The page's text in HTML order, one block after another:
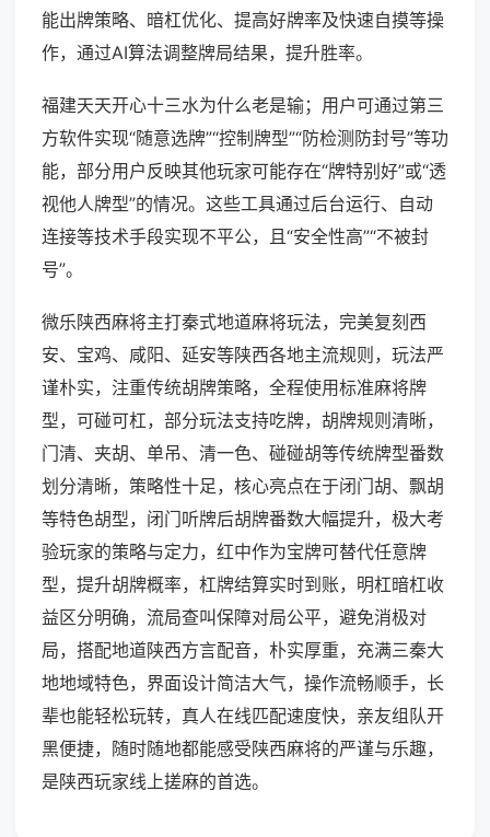
能出牌策略、暗杠优化、提高好牌率及快速自摸等操
作，通过AI算法调整牌局结果，提升胜率。
福建天天开心十三水为什么老是输；用户可通过第三
方软件实现“随意选牌”“控制牌型”“防检测防封号”等功
能，部分用户反映其他玩家可能存在“牌特别好”或“透
视他人牌型”的情况。这些工具通过后台运行、自动
连接等技术手段实现不平公，且“安全性高”“不被封
号”。
微乐陕西麻将主打秦式地道麻将玩法，完美复刻西
安、宝鸡、咸阳、延安等陕西各地主流规则，玩法严
谨朴实，注重传统胡牌策略，全程使用标准麻将牌
型，可碰可杠，部分玩法支持吃牌，胡牌规则清晰，
门清、夹胡、单吊、清一色、碰碰胡等传统牌型番数
划分清晰，策略性十足，核心亮点在于闭门胡、飘胡
等特色胡型，闭门听牌后胡牌番数大幅提升，极大考
验玩家的策略与定力，红中作为宝牌可替代任意牌
型，提升胡牌概率，杠牌结算实时到账，明杠暗杠收
益区分明确，流局查叫保障对局公平，避免消极对
局，搭配地道陕西方言配音，朴实厚重，充满三秦大
地地域特色，界面设计简洁大气，操作流畅顺手，长
辈也能轻松玩转，真人在线匹配速度快，亲友组队开
黑便捷，随时随地都能感受陕西麻将的严谨与乐趣，
是陕西玩家线上搓麻的首选。